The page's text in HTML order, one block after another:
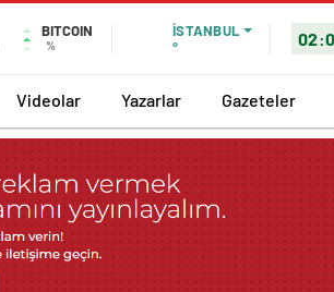
BITCOIN
%
İSTANBUL
°
Videolar Yazarlar Gazeteler